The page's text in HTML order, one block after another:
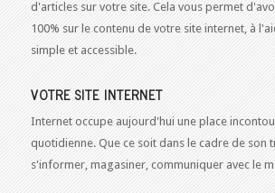
d'articles sur votre site. Cela vous permet
100% sur le contenu de votre site internet, à
simple et accessible.
VOTRE SITE INTERNET
Internet occupe aujourd'hui une place
quotidienne. Que ce soit dans le cadre de son
s'informer, magasiner, communiquer avec le